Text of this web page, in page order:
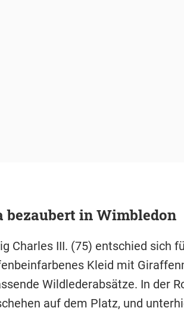
bezaubert in Wimbledon
Charles III. (75) entschied sich
Kleid mit
Wildlederabsätze. In der
auf dem Platz, und